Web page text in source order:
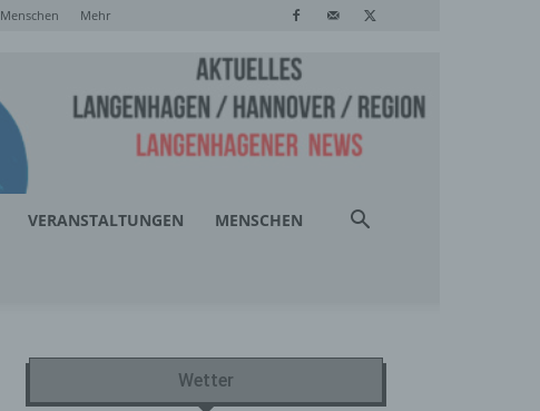
Menschen Mehr
VERANSTALTUNGEN MENSCHEN
Wetter